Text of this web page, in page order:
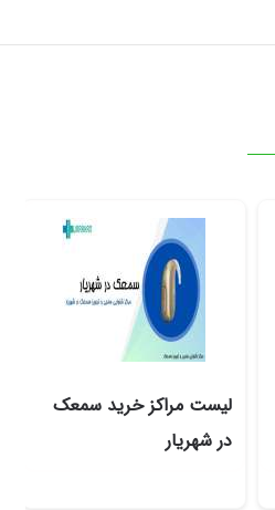
لیست مراکز خرید سمعک
در شهریار